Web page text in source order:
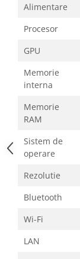
Alimentare
Procesor
GPU
Memorie
interna
Memorie
RAM
Sistem de
operare
Rezolutie
Bluetooth
Wi-Fi
LAN